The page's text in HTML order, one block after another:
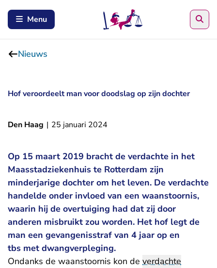
Menu
Nieuws
Hof veroordeelt man voor doodslag op zijn dochter
Den Haag | 25 januari 2024
Op 15 maart 2019 bracht de verdachte in het
Maasstadziekenhuis te Rotterdam zijn
minderjarige dochter om het leven. De verdachte
handelde onder invloed van een waanstoornis,
waarin hij de overtuiging had dat zij door
anderen misbruikt zou worden. Het hof legt de
man een gevangenisstraf van 4 jaar op en
tbs met dwangverpleging.
Ondanks de waanstoornis kon de verdachte